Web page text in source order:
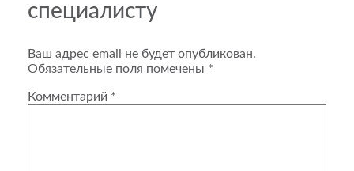
специалисту
Ваш адрес email не будет опубликован.
Обязательные поля помечены *
Комментарий *